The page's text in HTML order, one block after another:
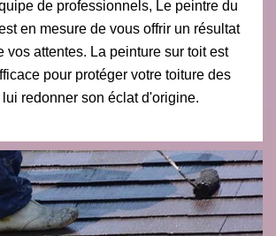
de professionnels, Le peintre du
en mesure de vous offrir un résultat
vos attentes. La peinture sur toit est
pour protéger votre toiture des
redonner son éclat d'origine.